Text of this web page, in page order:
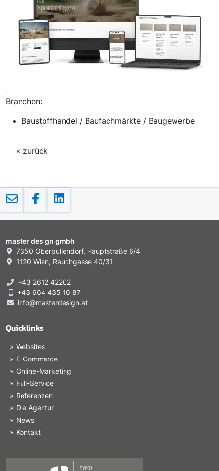
Branchen:
Baustoffhandel / Baufachmärkte / Baugewerbe
« zurück
master design gmbh
7350 Oberpullendorf, Hauptstraße 6/4
1120 Wien, Rauchgasse 40/31
+43 2612 42202
+43 664 435 16 87
info@masterdesign.at
Quicklinks
Websites
E-Commerce
Online-Marketing
Full-Service
Referenzen
Die Agentur
News
Kontakt